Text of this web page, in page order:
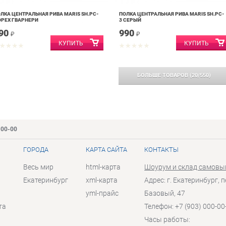
ЦЕНТРАЛЬНАЯ РИВА MARIS SH.PC-
ГВАРНЕРИ
₽
ПОЛКА ЦЕНТРАЛЬНАЯ РИВА MARIS SH.PC-
3 СЕРЫЙ
990 ₽
БОЛЬШЕ ТОВАРОВ(20/550)
00
ГОРОДА
Весь мир
Екатеринбург
КАРТА САЙТА
html-карта
xml-карта
yml-прайс
КОНТАКТЫ
Шоурум и склад
Адрес: г. Екатеринбург,
Базовый, 47
Телефон: +7 (903) 000-
Часы работы: